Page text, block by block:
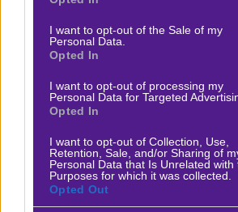
use your data for below specified
consent section.
I want to opt-out of the Sale of my
Personal Data.
Opted In
I want to opt-out of processing my
Personal Data for Targeted
Opted In
I want to opt-out of Collection, Use,
Retention, Sale, and/or Sharing of
Personal Data that Is Unrelated with
Purposes for which it was collected.
Opted Out
Pamestoixima.gr Live
Bet365 Live
Elabet Live
Fonbet Live